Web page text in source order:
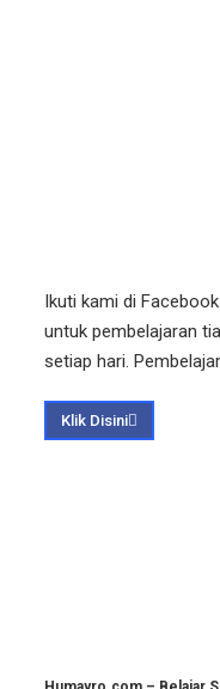
Ikuti kami di
untuk pembelajaran
setiap hari.
Klik Disini